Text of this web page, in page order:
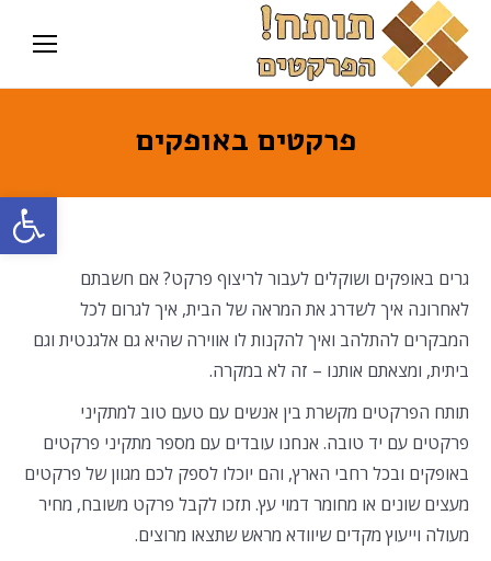
פתח
פרקטים באופקים
גרים באופקים ושוקלים לעבור לריצוף פרקט? אם חשבתם
לאחרונה איך לשדרג את המראה של הבית, איך לגרום לכל
המבקרים להתלהב ואיך להקנות לו אווירה שהיא גם אלגנטית וגם
ביתית, ומצאתם אותנו – זה לא במקרה.
תותח הפרקטים מקשרת בין אנשים עם טעם טוב למתקיני
פרקטים עם יד טובה. אנחנו עובדים עם מספר מתקיני פרקטים
באופקים ובכל רחבי הארץ, והם יוכלו לספק לכם מגוון של פרקטים
מעצים שונים או מחומר דמוי עץ. תזכו לקבל פרקט משובח, מחיר
מעולה וייעוץ מקדים שיוודא מראש שתצאו מרוצים.